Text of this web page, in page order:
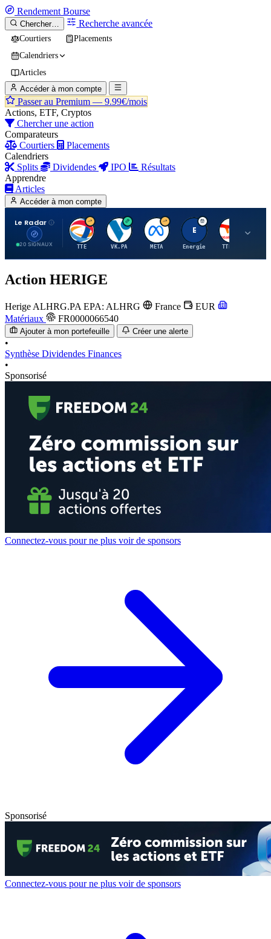
Rendement Bourse
Chercher… Recherche avancée
Courtiers
Placements
Calendriers
Articles
Accéder à mon compte
Passer au Premium — 9.99€/mois
Actions, ETF, Cryptos
Chercher une action
Comparateurs
Courtiers
Placements
Calendriers
Splits
Dividendes IPO
Résultats
Apprendre
Articles
Accéder à mon compte
Le Radar
20 SIGNAUX
T
TTE
V
VK.PA
M
META
E
Energie
T
TTE.PA
Action HERIGE
Herige ALHRG.PA EPA: ALHRG France
EUR
Matériaux
FR0000066540
Ajouter à mon portefeuille Créer une alerte
•
Synthèse Dividendes Finances
•
Sponsorisé
Connectez-vous pour ne plus voir de sponsors
Sponsorisé
Connectez-vous pour ne plus voir de sponsors